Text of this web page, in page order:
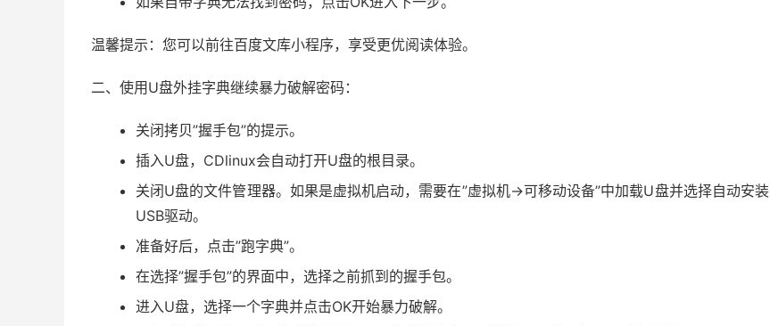
温馨提示：您可以前往百度文库小程序，享受更优阅读体验。
二、使用U盘外挂字典继续暴力破解密码：
关闭拷贝”握手包”的提示。
插入U盘，CDlinux会自动打开U盘的根目录。
关闭U盘的文件管理器。如果是虚拟机启动，需要在”虚拟机→可移动设备”中加载U盘并选择自动安装
USB驱动。
准备好后，点击”跑字典”。
在选择”握手包”的界面中，选择之前抓到的握手包。
进入U盘，选择一个字典并点击OK开始暴力破解。